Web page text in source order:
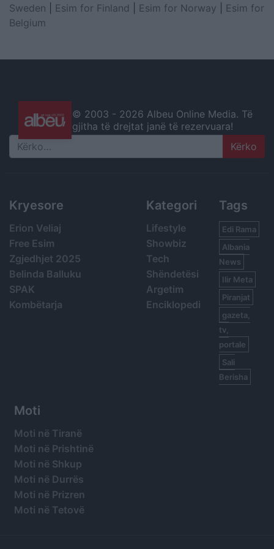
Sweden
Esim for Finland Esim for Norway
Esim for
Belgium
© 2003 - 2026 Albeu Online Media. Të
gjitha të drejtat janë të rezervuara!
Search
Kryesore
Erion Veliaj
Free Esim
Zgjedhjet 2025
Belinda Balluku
SPAK
Kombëtarja
Kategori
Lifestyle
Showbiz
Tech
Shëndetësi
Argetim
Enciklopedi
Tags
Edi Rama
Albania
News
Ilir Meta
Piranjat
gazeta,
tv,
portale
Sali
Berisha
Moti
Moti në Tiranë
Moti në Prishtinë
Moti në Shkup
Moti në Durrës
Moti në Prizren
Moti në Tetovë